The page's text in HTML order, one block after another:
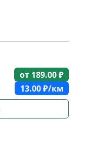
от 189.00₽
13.00₽/км